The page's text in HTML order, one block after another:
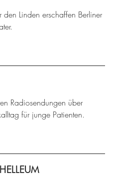
Linden erschaffen Berliner
Radiosendungen über
für junge Patienten.